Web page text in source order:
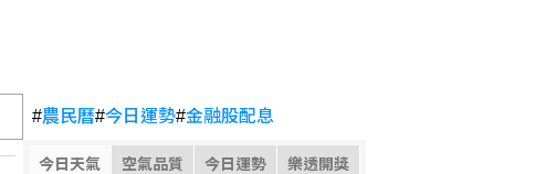
#農民曆#今日運勢#金融股配息
今日天氣 空氣品質 今日運勢 樂透開獎